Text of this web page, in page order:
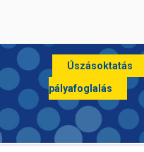
Úszásoktatás
pályafoglalás